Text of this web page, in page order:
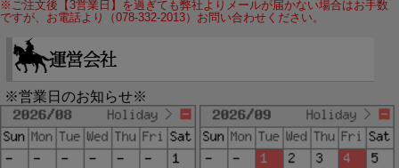
※ご注文後【3営業日】を過ぎても弊社よりメールが届かない場合はお手数
ですが、お電話より（078-332-2013）お問い合わせください。
※営業日のお知らせ※